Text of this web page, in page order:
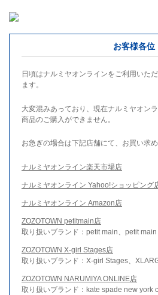
お客様各位
日頃はナルミヤオンラインをご利用いた
ます。
大変混みあっており、現在ナルミヤオン
商品のご購入ができません。
お急ぎの場合は下記店舗にて、お買い求め
ナルミヤオンライン楽天市場店
ナルミヤオンライン Yahoo!ショッピング
ナルミヤオンライン Amazon店
ZOZOTOWN petitmain店
取り扱いブランド：petit main、petit
ZOZOTOWN X-girl Stages店
取り扱いブランド：X-girl Stages、
ZOZOTOWN NARUMIYA ONLINE店
取り扱いブランド：kate spade new york